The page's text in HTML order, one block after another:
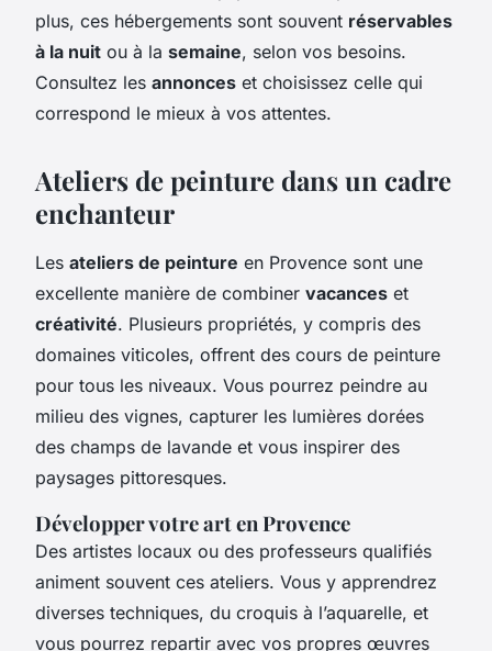
plus, ces hébergements sont souvent réservables
à la nuit ou à la semaine, selon vos besoins.
Consultez les annonces et choisissez celle qui
correspond le mieux à vos attentes.
Ateliers de peinture dans un cadre
enchanteur
Les ateliers de peinture en Provence sont une
excellente manière de combiner vacances et
créativité. Plusieurs propriétés, y compris des
domaines viticoles, offrent des cours de peinture
pour tous les niveaux. Vous pourrez peindre au
milieu des vignes, capturer les lumières dorées
des champs de lavande et vous inspirer des
paysages pittoresques.
Développer votre art en Provence
Des artistes locaux ou des professeurs qualifiés
animent souvent ces ateliers. Vous y apprendrez
diverses techniques, du croquis à l’aquarelle, et
vous pourrez repartir avec vos propres œuvres